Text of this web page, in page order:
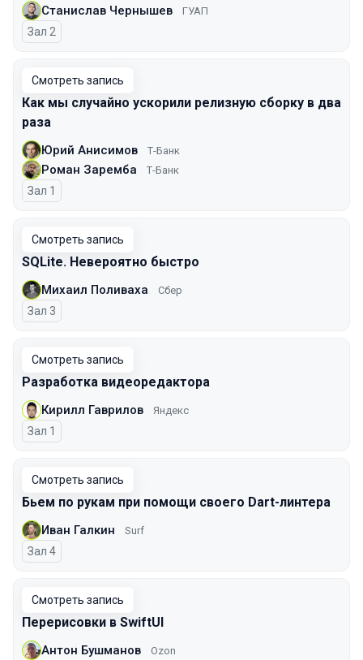
Станислав Чернышев ГУАП
Зал 2
Смотреть запись
Как мы случайно ускорили релизную сборку в два
раза
Юрий Анисимов Т-Банк
Роман Заремба Т-Банк
Зал 1
Смотреть запись
SQLite. Невероятно быстро
Михаил Поливаха Сбер
Зал 3
Смотреть запись
Разработка видеоредактора
Кирилл Гаврилов Яндекс
Зал 1
Смотреть запись
Бьем по рукам при помощи своего Dart-линтера
Иван Галкин Surf
Зал 4
Смотреть запись
Перерисовки в SwiftUI
Антон Бушманов Ozon